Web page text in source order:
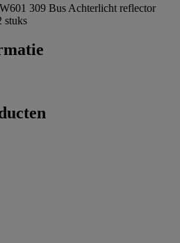
309 Bus Achterlicht reflector
stuks